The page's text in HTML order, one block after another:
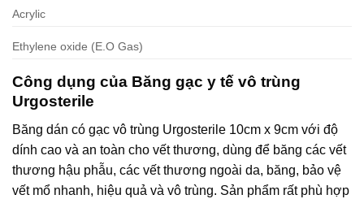
Acrylic
Ethylene oxide (E.O Gas)
Công dụng của Băng gạc y tế vô trùng
Urgosterile
Băng dán có gạc vô trùng Urgosterile 10cm x 9cm với độ
dính cao và an toàn cho vết thương, dùng để băng các vết
thương hậu phẫu, các vết thương ngoài da, băng, bảo vệ
vết mổ nhanh, hiệu quả và vô trùng. Sản phẩm rất phù hợp